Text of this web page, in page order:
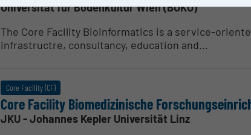
Universität für Bodenkultur Wien (BOKU)
The Core Facility Bioinformatics is a service-
infrastructre, consultancy, education and...
Core Facility (CF)
Core Facility Biome­di­zi­nische
JKU - Johannes Kepler Universität Linz